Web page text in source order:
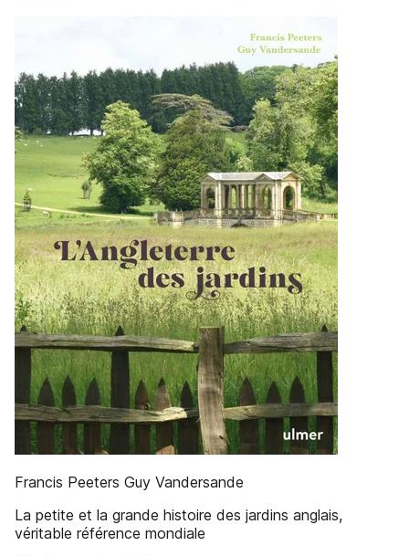
Francis Peeters Guy Vandersande
La petite et la grande histoire des jardins anglais,
véritable référence mondiale